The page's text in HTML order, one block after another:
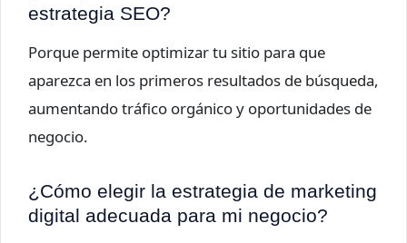
estrategia SEO?
Porque permite optimizar tu sitio para que
aparezca en los primeros resultados de búsqueda,
aumentando tráfico orgánico y oportunidades de
negocio.
¿Cómo elegir la estrategia de marketing
digital adecuada para mi negocio?